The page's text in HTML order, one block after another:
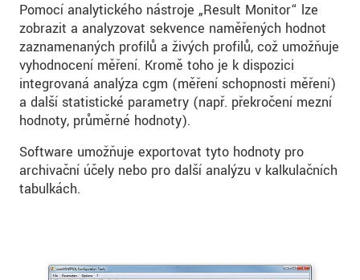
Pomocí analytického nástroje „Result Monitor“ lze
zobrazit a analyzovat sekvence naměřených hodnot
zaznamenaných profilů a živých profilů, což umožňuje
vyhodnocení měření. Kromě toho je k dispozici
integrovaná analýza cgm (měření schopnosti měření)
a další statistické parametry (např. překročení mezní
hodnoty, průměrné hodnoty).
Software umožňuje exportovat tyto hodnoty pro
archivační účely nebo pro další analýzu v kalkulačních
tabulkách.